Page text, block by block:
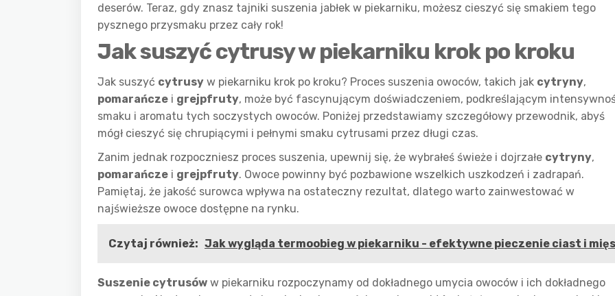
deserów. Teraz, gdy znasz tajniki suszenia jabłek w piekarniku, możesz cieszyć się smakiem tego
pysznego przysmaku przez cały rok!
Jak suszyć cytrusy w piekarniku krok po kroku
Jak suszyć cytrusy w piekarniku krok po kroku? Proces suszenia owoców, takich jak cytryny,
pomarańcze i grejpfruty, może być fascynującym doświadczeniem, podkreślającym
smaku i aromatu tych soczystych owoców. Poniżej przedstawiamy szczegółowy przewodnik, abyś
mógł cieszyć się chrupiącymi i pełnymi smaku cytrusami przez długi czas.
Zanim jednak rozpoczniesz proces suszenia, upewnij się, że wybrałeś świeże i dojrzałe cytryny,
pomarańcze i grejpfruty. Owoce powinny być pozbawione wszelkich uszkodzeń i zadrapań.
Pamiętaj, że jakość surowca wpływa na ostateczny rezultat, dlatego warto zainwestować w
najświeższe owoce dostępne na rynku.
Czytaj również: Jak wygląda termoobieg w piekarniku - efektywne pieczenie ciast i mięs
Suszenie cytrusów w piekarniku rozpoczynamy od dokładnego umycia owoców i ich dokładnego